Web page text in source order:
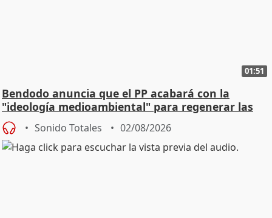
01:51
Bendodo anuncia que el PP acabará con la
"ideología medioambiental" para regenerar las
playas
Sonido Totales 02/08/2026